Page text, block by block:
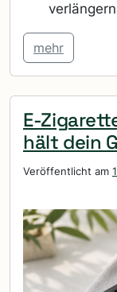
mehr
E-
hält dein
Veröffentlicht am